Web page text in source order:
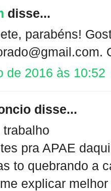
disse...
parabéns!
de 2016 às 10:52
disse...
pra APAE
to quebrando a
explicar melhor